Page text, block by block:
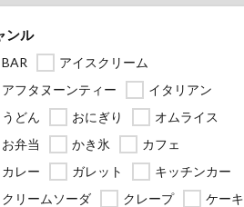
ンル
BAR
アイスクリーム
アフタヌーンティー
イタリアン
うどん
おにぎり
オムライス
お弁当
かき氷
カフェ
カレー
ガレット
キッチンカー
クリームソーダ
クレープ
ケーキ